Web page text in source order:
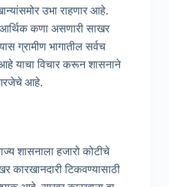
उभा राहणार आहे.
आर्थिक कणा असणारी साखर
ग्रामीण भागातील सर्वच
याचा विचार करून शासनाने
आहे.
शासनाला हजारो कोटीचे
कारखानदारी टिकवण्यासाठी